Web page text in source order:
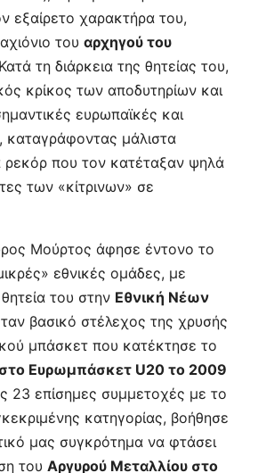
εξαίρετο χαρακτήρα του,
του αρχηγού του
τη διάρκεια της θητείας του,
κρίκος των αποδυτηρίων και
ευρωπαϊκές και
καταγράφοντας μάλιστα
ρεκόρ που τον κατέταξαν ψηλά
των «κίτρινων» σε
Μούρτος άφησε έντονο το
εθνικές ομάδες, με
του στην Εθνική Νέων
βασικό στέλεχος της χρυσής
μπάσκετ που κατέκτησε το
Ευρωμπάσκετ U20 το 2009
23 επίσημες συμμετοχές με το
κατηγορίας, βοήθησε
μας συγκρότημα να φτάσει
του Αργυρού Μεταλλίου στο